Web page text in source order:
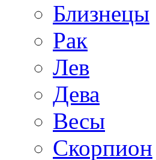
Близнецы
Рак
Лев
Дева
Весы
Скорпион